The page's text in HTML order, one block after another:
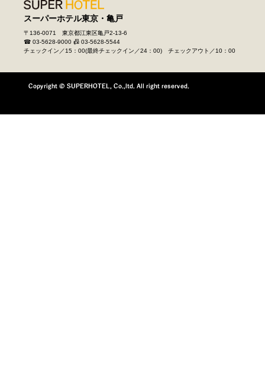
スーパーホテル東京・亀戸
〒136-0071 東京都江東区亀戸2-13-6
☎ 03-5628-9000 📠 03-5628-5544
チェックイン／15：00(最終チェックイン／24：00) チェックアウト／10：00